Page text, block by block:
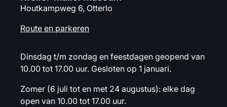
Houtkampweg 6, Otterlo
Route en parkeren
Dinsdag t/m zondag en feestdagen geopend van
10.00 tot 17.00 uur. Gesloten op 1 januari.
Zomer (6 juli tot en met 24 augustus): elke dag
open van 10.00 tot 17.00 uur.